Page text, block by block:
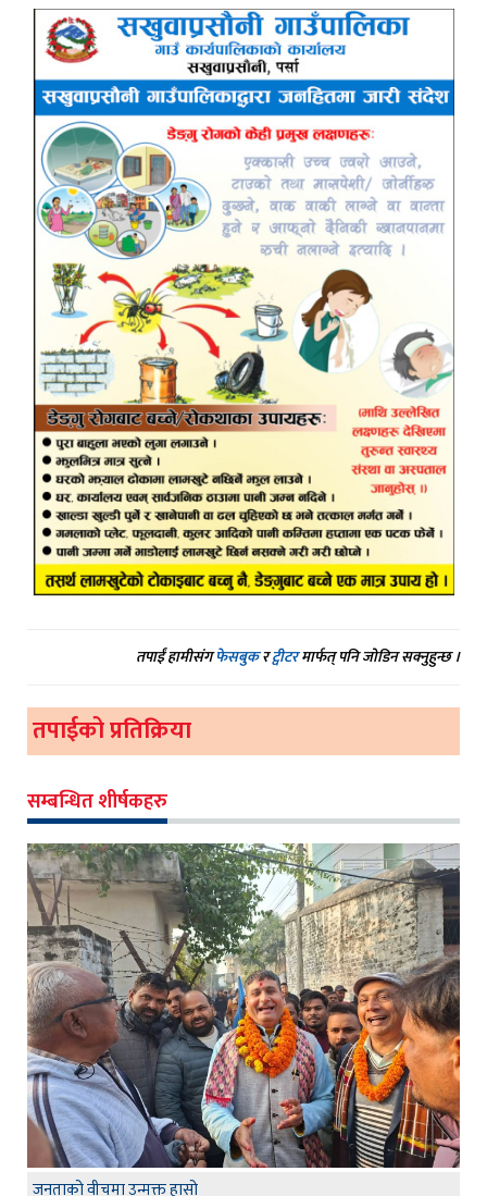
तपाईं हामीसंगफेसबुकरट्वीटरमार्फत् पनि जोडिन सक्नुहुन्छ ।
तपाईको प्रतिक्रिया
सम्बन्धित शीर्षकहरु
जनताको वीचमा उन्मक्त हासो